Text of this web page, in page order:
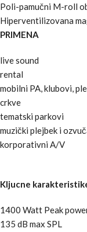
Poli-pamučni M-roll
Hiperventilizovana
PRIMENA
live sound
rental
mobilni PA, klubovi,
crkve
tematski parkovi
muzički plejbek i
korporativni A/V
Kljucne
1400 Watt Peak
135 dB max SPL